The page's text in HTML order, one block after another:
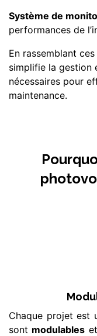
Système de
performances de
En rassemblant
simplifie la gestion
nécessaires pour
maintenance.
Chaque projet est
sont modulables